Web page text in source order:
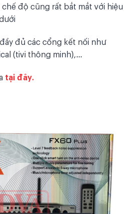
độ cũng rất bắt mắt với hiệu
đủ các cổng kết nối như
(tivi thông minh),…
tại đây.